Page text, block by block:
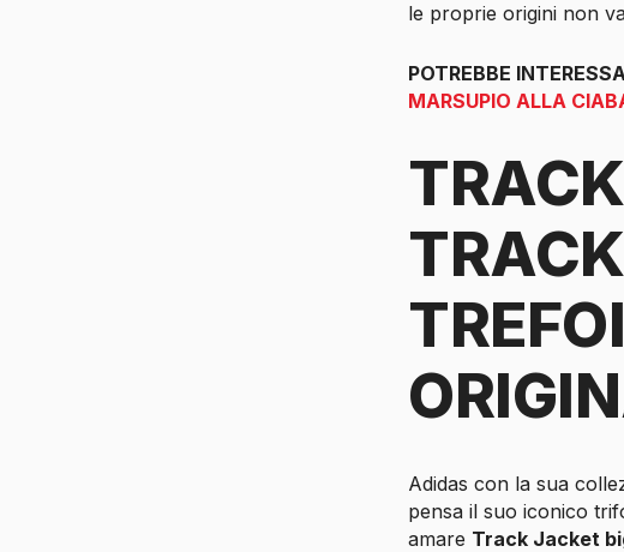
le proprie origini non
POTREBBE
MARSUPIO ALLA
Adidas con la sua
pensa il suo iconico
amare Track Jacket